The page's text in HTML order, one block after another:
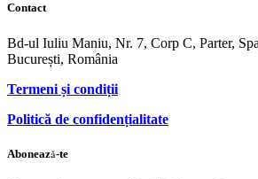
Contact
Bd-ul Iuliu Maniu, Nr. 7, Corp C, Parter,
București, România
Termeni și condiții
Politică de confidențialitate
Abonează-te